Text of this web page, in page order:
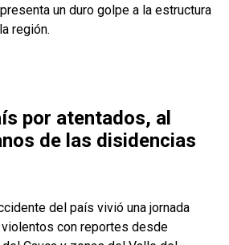
un duro golpe a la estructura
región.
por atentados, al
de las disidencias
del país vivió una jornada
con reportes desde